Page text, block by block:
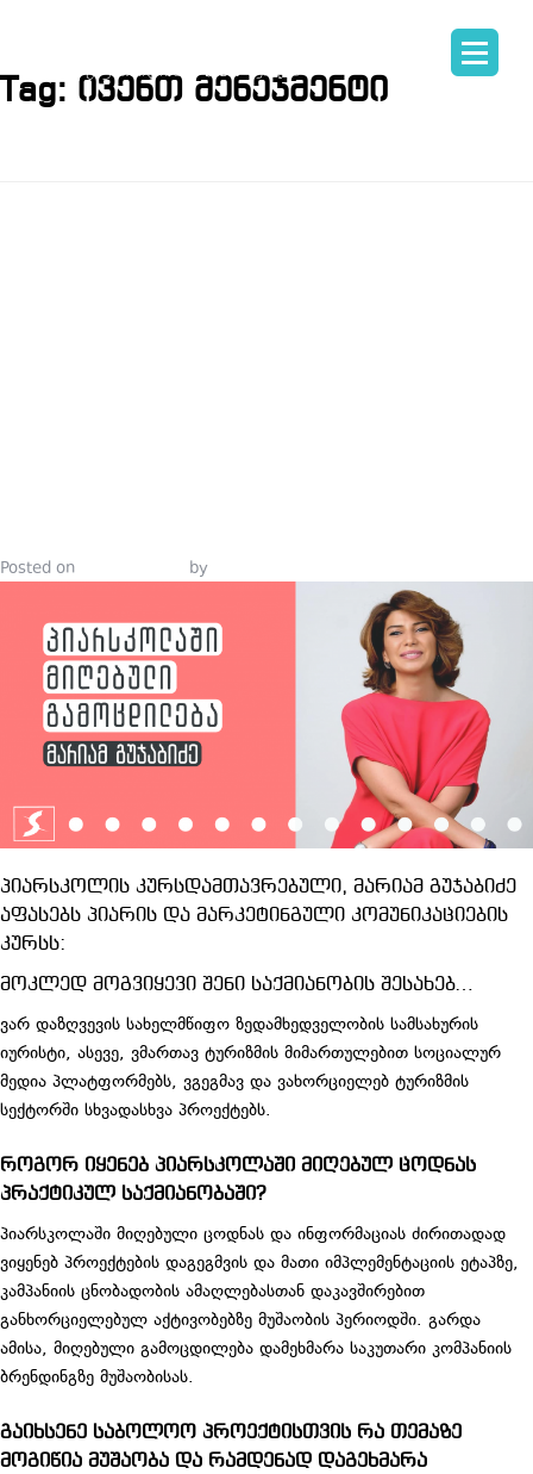
Tag: ივენთ მენეჯმენტი
Posted on by
პიარსკოლის კურსდამთავრებული, მარიამ გუჯაბიძე
აფასებს პიარის და მარკეტინგული კომუნიკაციების
კურსს:
მოკლედ მოგვიყევი შენი საქმიანობის შესახებ…
ვარ დაზღვევის სახელმწიფო ზედამხედველობის სამსახურის
იურისტი, ასევე, ვმართავ ტურიზმის მიმართულებით სოციალურ
მედია პლატფორმებს, ვგეგმავ და ვახორციელებ ტურიზმის
სექტორში სხვადასხვა პროექტებს.
როგორ იყენებ პიარსკოლაში მიღებულ ცოდნას
პრაქტიკულ საქმიანობაში?
პიარსკოლაში მიღებული ცოდნას და ინფორმაციას ძირითადად
ვიყენებ პროექტების დაგეგმვის და მათი იმპლემენტაციის ეტაპზე,
კამპანიის ცნობადობის ამაღლებასთან დაკავშირებით
განხორციელებულ აქტივობებზე მუშაობის პერიოდში. გარდა
ამისა, მიღებული გამოცდილება დამეხმარა საკუთარი კომპანიის
ბრენდინგზე მუშაობისას.
გაიხსენე საბოლოო პროექტისთვის რა თემაზე
მოგიწია მუშაობა და რამდენად დაგეხმარა